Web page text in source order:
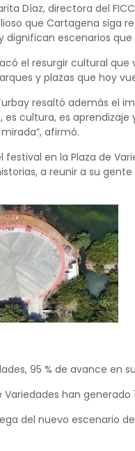
Díaz, directora del
que Cartagena siga
dignifican escenarios
el resurgir cultural
y plazas que hoy
resaltó además el
es cultura, es
afirmó.
festival en la Plaza de
a reunir a su
95 % de avance en
Variedades han
del nuevo escenario